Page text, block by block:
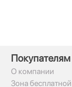
Покупателям
О компании
Зона бесплатной